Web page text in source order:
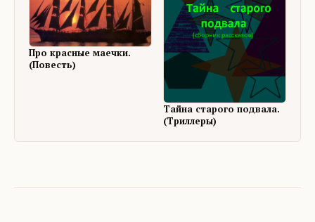
Про красные маечки.
(Повесть)
Тайна старого подвала.
(Триллеры)